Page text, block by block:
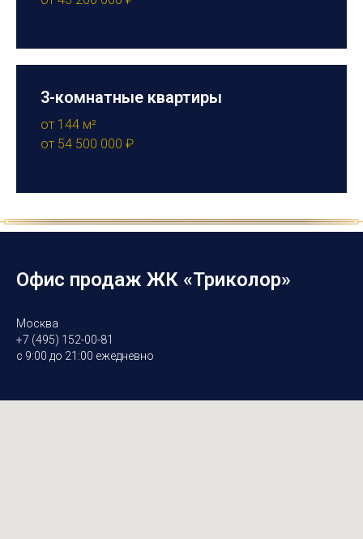
3-комнатные квартиры
от 144 м²
от 54 500 000 ₽
Офис продаж ЖК «Триколор»
Москва
+7 (495) 152-00-81
с 9:00 до 21:00 ежедневно